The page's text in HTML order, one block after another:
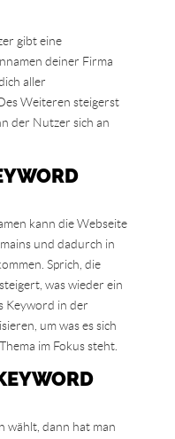
gibt eine
deiner Firma
aller
Weiteren steigerst
der Nutzer sich an
kann die Webseite
und dadurch in
Sprich, die
was wieder ein
Keyword in der
um was es sich
im Fokus steht.
wählt, dann hat man